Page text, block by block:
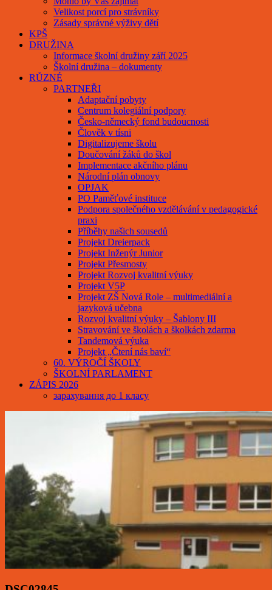
Velikost porcí pro strávníky
Zásady správné výživy dětí
KPŠ
DRUŽINA
Informace školní družiny září 2025
Školní družina – dokumenty
RŮZNÉ
PARTNEŘI
Adaptační pobyty
Centrum kolegiální podpory
Česko-německý fond budoucnosti
Člověk v tísni
Digitalizujeme školu
Doučování žáků do škol
Implementace akčního plánu
Národní plán obnovy
OPJAK
PO Paměťové instituce
Podpora společného vzdělávání v pedagogické
praxi
Příběhy našich sousedů
Projekt Dreierpack
Projekt Inženýr Junior
Projekt Přesmosty
Projekt Rozvoj kvalitní výuky
Projekt V5P
Projekt ZŠ Nová Role – multimediální a
jazyková učebna
Rozvoj kvalitní výuky – Šablony III
Stravování ve školách a školkách zdarma
Tandemová výuka
Projekt „Čtení nás baví“
60. VÝROČÍ ŠKOLY
ŠKOLNÍ PARLAMENT
ZÁPIS 2026
зарахування до 1 класу